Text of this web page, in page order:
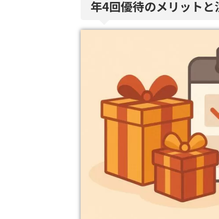
年4回優待のメリットと